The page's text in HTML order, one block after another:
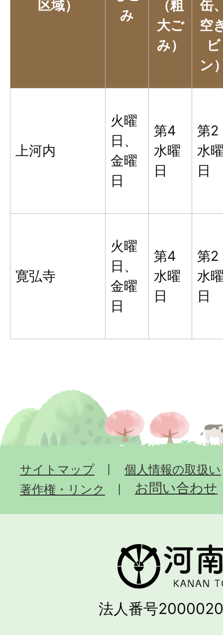
区域）
み
（粗
大ご
み）
缶
空
ビ
ン
上河内
火曜
日、
金曜
日
第4
水曜
日
第2
水
日
寛弘寺
火曜
日、
金曜
日
第4
水曜
日
第2
水
日
サイトマップ
個人情報の取扱い
著作権・リンク
お問い合わせ
法人番号